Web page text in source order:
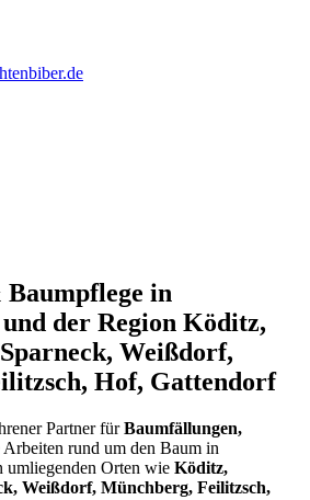
in
der Region Köditz,
Weißdorf,
Hof, Gattendorf
Partner fürBaumfällungen,
Arbeiten rund um den Baum in
umliegenden Orten wie Köditz,
Weißdorf, Münchberg, Feilitzsch,